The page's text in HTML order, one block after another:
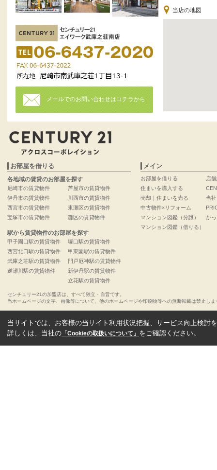
メールでのお問い合わせはコチラから
当店の地図
お部屋を借りる
各地域の賃貸のお部屋を探す
尼崎市の賃貸物件
伊丹市の賃貸物件
西宮市の賃貸物件
宝塚市の賃貸物件
芦屋市の賃貸物件
川西市の賃貸物件
東灘区の賃貸物件
灘区の賃貸物件
駅から賃貸物件のお部屋を探す
甲子園口駅の賃貸物件
西宮北口駅の賃貸物件
武庫之荘駅の賃貸物件
逆瀬川駅の賃貸物件
塚口駅の賃貸物件
甲東園駅の賃貸物件
門戸厄神駅の賃貸物件
新伊丹駅の賃貸物件
立花駅の賃貸物件
メイン
お部屋を借りる
住まいを購入する
売却｜住まいを売る
中古物件×リフォーム
マンション図鑑（分譲）
マンション図鑑（借りる）
店
当
か
センチュリー21の加盟店は、すべて独立・自営です。
当ホームページの文字、画像等について、他のホームページや印刷物等への無断転載は禁止しま
当サイトでは、お客様の当サイト利用状況把握、サービス向上検討
詳しくは、当社の 「Cookieの取扱いについて」 をご確認ください。